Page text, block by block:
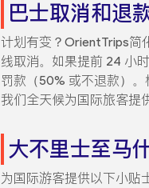
巴士取消和退
计划有变？OrientTrips简
线取消。如果提前 24 小
罚款（50% 或不退款）
我们全天候为国际旅客提
大不里士至马
为国际游客提供以下小贴